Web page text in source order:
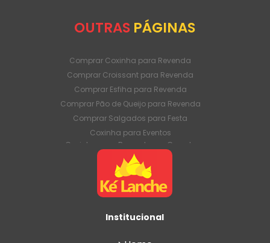
OUTRAS PÁGINAS
Comprar Coxinha para Revenda
Comprar Croissant para Revenda
Comprar Esfiha para Revenda
Comprar Pão de Queijo para Revenda
Comprar Salgados para Festa
Coxinha para Eventos
Coxinha para Revenda em Grande
Quantidade
Coxinha para Venda Direto da Fábrica
Coxinha para Venda em Atacado
Croissant para Revenda em Grande
Croissant para Venda Direto da Fábrica
Institucional